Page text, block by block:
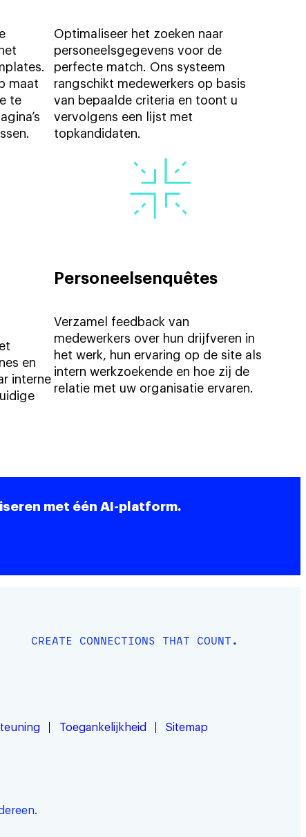
maat
te
Optimaliseer het zoeken naar
personeelsgegevens voor de
perfecte match. Ons systeem
rangschikt medewerkers op basis
van bepaalde criteria en toont u
vervolgens een lijst met
topkandidaten.
en
interne
Personeelsenquêtes
Verzamel feedback van
medewerkers over hun drijfveren in
het werk, hun ervaring op de site als
intern werkzoekende en hoe zij de
relatie met uw organisatie ervaren.
met één AI-platform.
CREATE CONNECTIONS THAT COUNT.
Toegankelijkheid
Sitemap